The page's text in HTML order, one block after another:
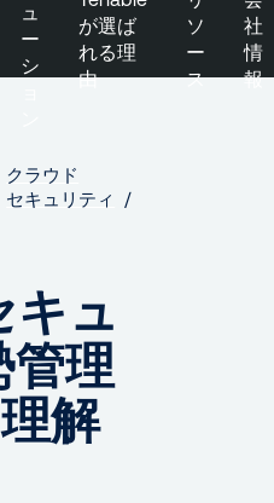
ュ
ー
シ
が選ば
れる理
由
ソ
ー
ス
社
情
報
クラウド
セキュリティ
キュ
管理
解